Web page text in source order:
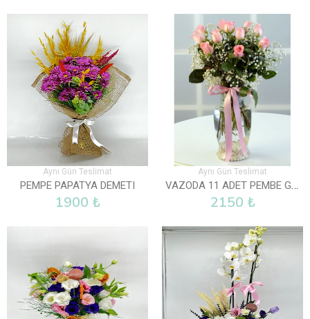
Aynı Gün Teslimat
PEMPE PAPATYA DEMETI
1900 ₺
Aynı Gün Teslimat
VAZODA 11 ADET PEMBE GÜL
2150 ₺